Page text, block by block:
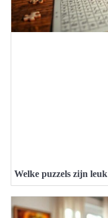
Welke puzzels zijn